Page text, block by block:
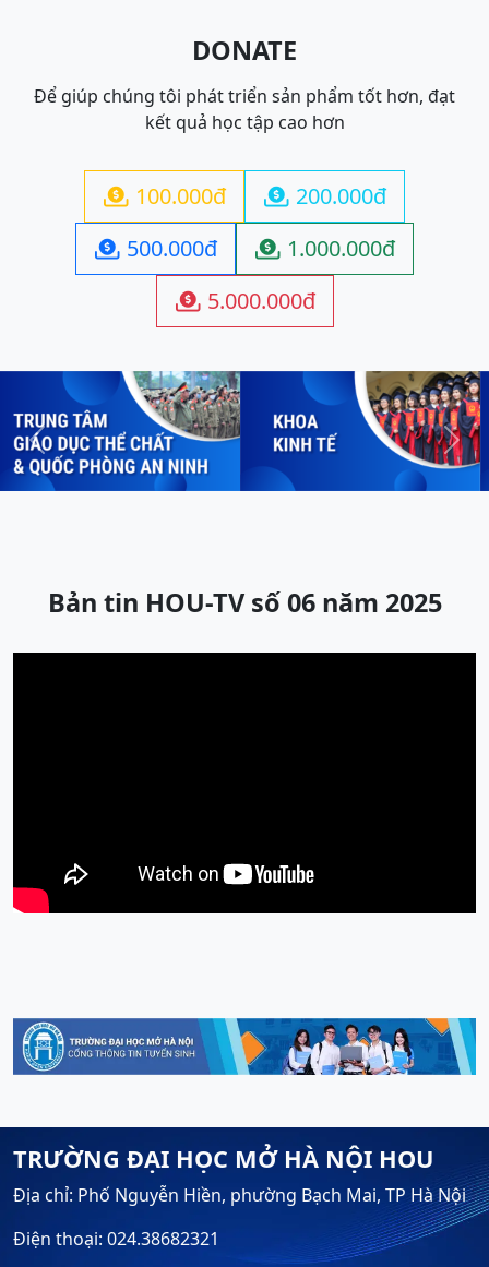
DONATE
Để giúp chúng tôi phát triển sản phẩm tốt hơn, đạt
kết quả học tập cao hơn
 100.000đ  200.000đ
 500.000đ  1.000.000đ
 5.000.000đ
Previous Next
Bản tin HOU-TV số 06 năm 2025
TRƯỜNG ĐẠI HỌC MỞ HÀ NỘI HOU
Địa chỉ: Phố Nguyễn Hiền, phường Bạch Mai, TP Hà Nội
Điện thoại: 024.38682321